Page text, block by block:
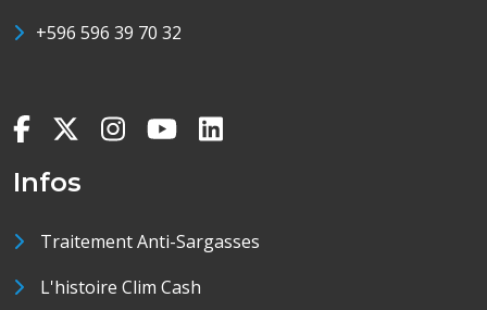
+596 596 39 70 32
Infos
Traitement Anti-Sargasses
L'histoire Clim Cash